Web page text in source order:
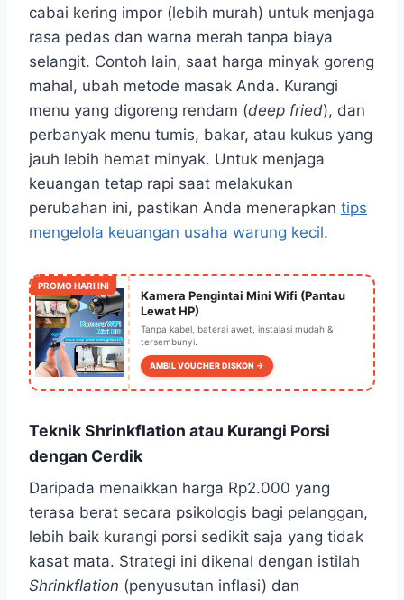
cabai kering impor (lebih murah) untuk menjaga
rasa pedas dan warna merah tanpa biaya
selangit. Contoh lain, saat harga minyak goreng
mahal, ubah metode masak Anda. Kurangi
menu yang digoreng rendam (deep fried), dan
perbanyak menu tumis, bakar, atau kukus yang
jauh lebih hemat minyak. Untuk menjaga
keuangan tetap rapi saat melakukan
perubahan ini, pastikan Anda menerapkan tips
mengelola keuangan usaha warung kecil.
PROMO HARI INI
Kamera Pengintai Mini Wifi (Pantau
Lewat HP)
Tanpa kabel, baterai awet, instalasi mudah &
tersembunyi.
AMBIL VOUCHER DISKON →
Teknik Shrinkflation atau Kurangi Porsi
dengan Cerdik
Daripada menaikkan harga Rp2.000 yang
terasa berat secara psikologis bagi pelanggan,
lebih baik kurangi porsi sedikit saja yang tidak
kasat mata. Strategi ini dikenal dengan istilah
Shrinkflation (penyusutan inflasi) dan